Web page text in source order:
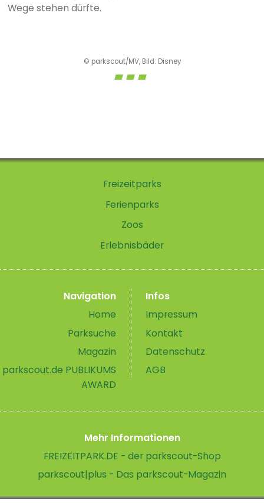
Wege stehen dürfte.
© parkscout/MV, Bild: Disney
Freizeitparks
Ferienparks
Zoos
Erlebnisbäder
Navigation
Home
Parksuche
Magazin
parkscout.de PUBLIKUMS
AWARD
Infos
Impressum
Kontakt
Datenschutz
AGB
Mehr Informationen
FREIZEITPARK.DE - der parkscout-Shop
parkscout|plus - Das parkscout-Magazin